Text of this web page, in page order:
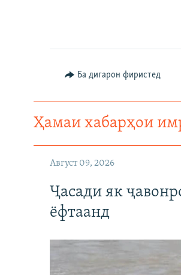
Ба дигарон фиристед
Ҳамаи хабарҳои
Август 09, 2026
Ҷасади як
ёфтаанд